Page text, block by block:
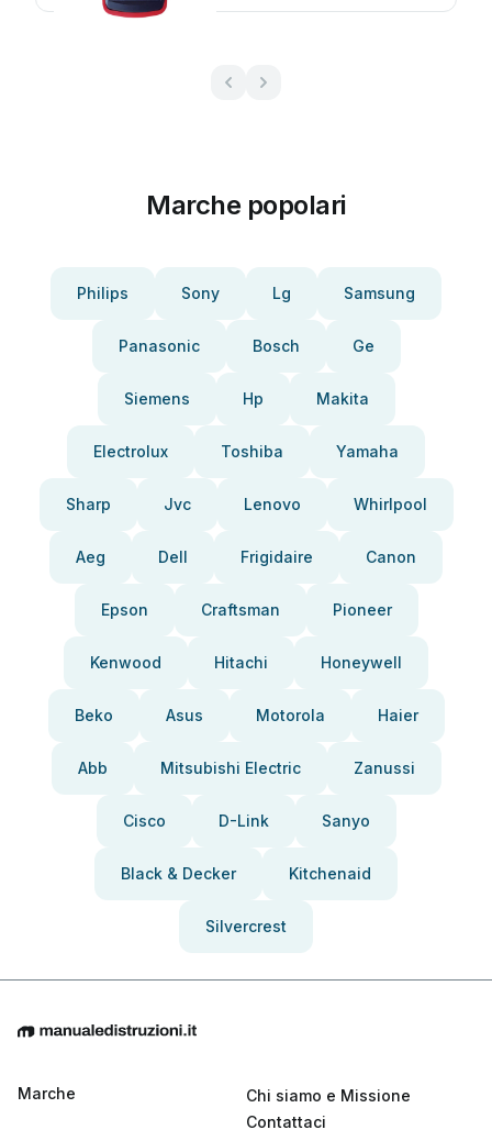
Marche popolari
Philips Sony Lg Samsung
Panasonic Bosch Ge
Siemens Hp Makita
Electrolux Toshiba Yamaha
Sharp Jvc Lenovo Whirlpool
Aeg Dell Frigidaire Canon
Epson Craftsman Pioneer
Kenwood Hitachi Honeywell
Beko Asus Motorola Haier
Abb Mitsubishi Electric Zanussi
Cisco D-Link Sanyo
Black & Decker Kitchenaid
Silvercrest
Marche
Chi siamo e Missione
Contattaci